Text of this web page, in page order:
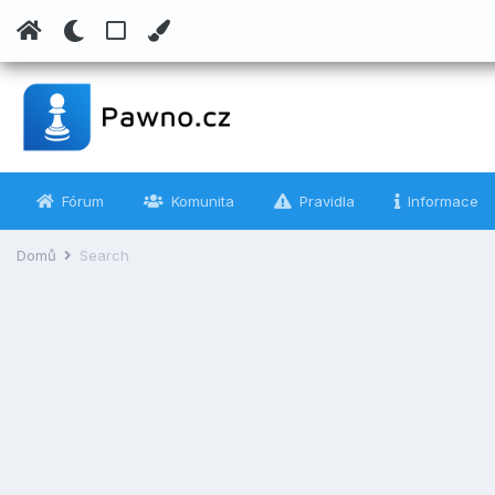
Fórum Komunita Pravidla Informace
Domů Search